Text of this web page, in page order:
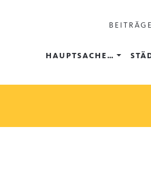
BEITRÄGE
HAUPTSACHE…